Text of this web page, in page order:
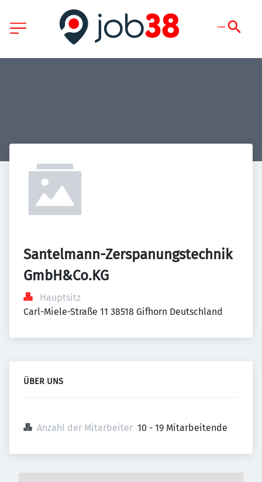
Santelmann-Zerspanungstechnik
GmbH&Co.KG
Hauptsitz
Carl-Miele-Straße 11 38518 Gifhorn Deutschland
ÜBER UNS
Anzahl der Mitarbeiter 10 - 19 Mitarbeitende